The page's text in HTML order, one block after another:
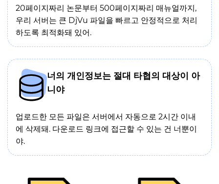
20페이지짜리 논문부터 500페이지짜리 매뉴얼까지,
우리 서버는 큰 DjVu 파일을 빠르고 안정적으로 처리
하도록 최적화돼 있어.
너의 개인정보는 절대 타협의 대상이 아
니야
업로드한 모든 파일은 서버에서 자동으로 2시간 이내
에 삭제돼. 다운로드 링크에 접근할 수 있는 건 너뿐이
야.